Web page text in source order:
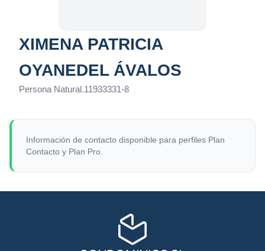
XIMENA PATRICIA
OYANEDEL ÁVALOS
Persona Natural.11933331-8
Información de contacto disponible para perfiles Plan
Contacto y Plan Pro.